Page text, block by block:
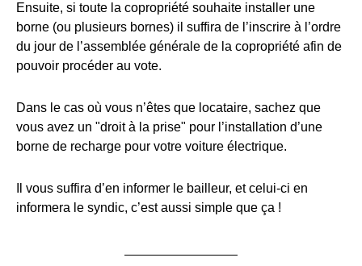
Ensuite, si toute la copropriété souhaite installer une
borne (ou plusieurs bornes) il suffira de l’inscrire à l’ordre
du jour de l’assemblée générale de la copropriété afin de
pouvoir procéder au vote.
Dans le cas où vous n’êtes que locataire, sachez que
vous avez un "droit à la prise" pour l’installation d’une
borne de recharge pour votre voiture électrique.
Il vous suffira d’en informer le bailleur, et celui-ci en
informera le syndic, c’est aussi simple que ça !